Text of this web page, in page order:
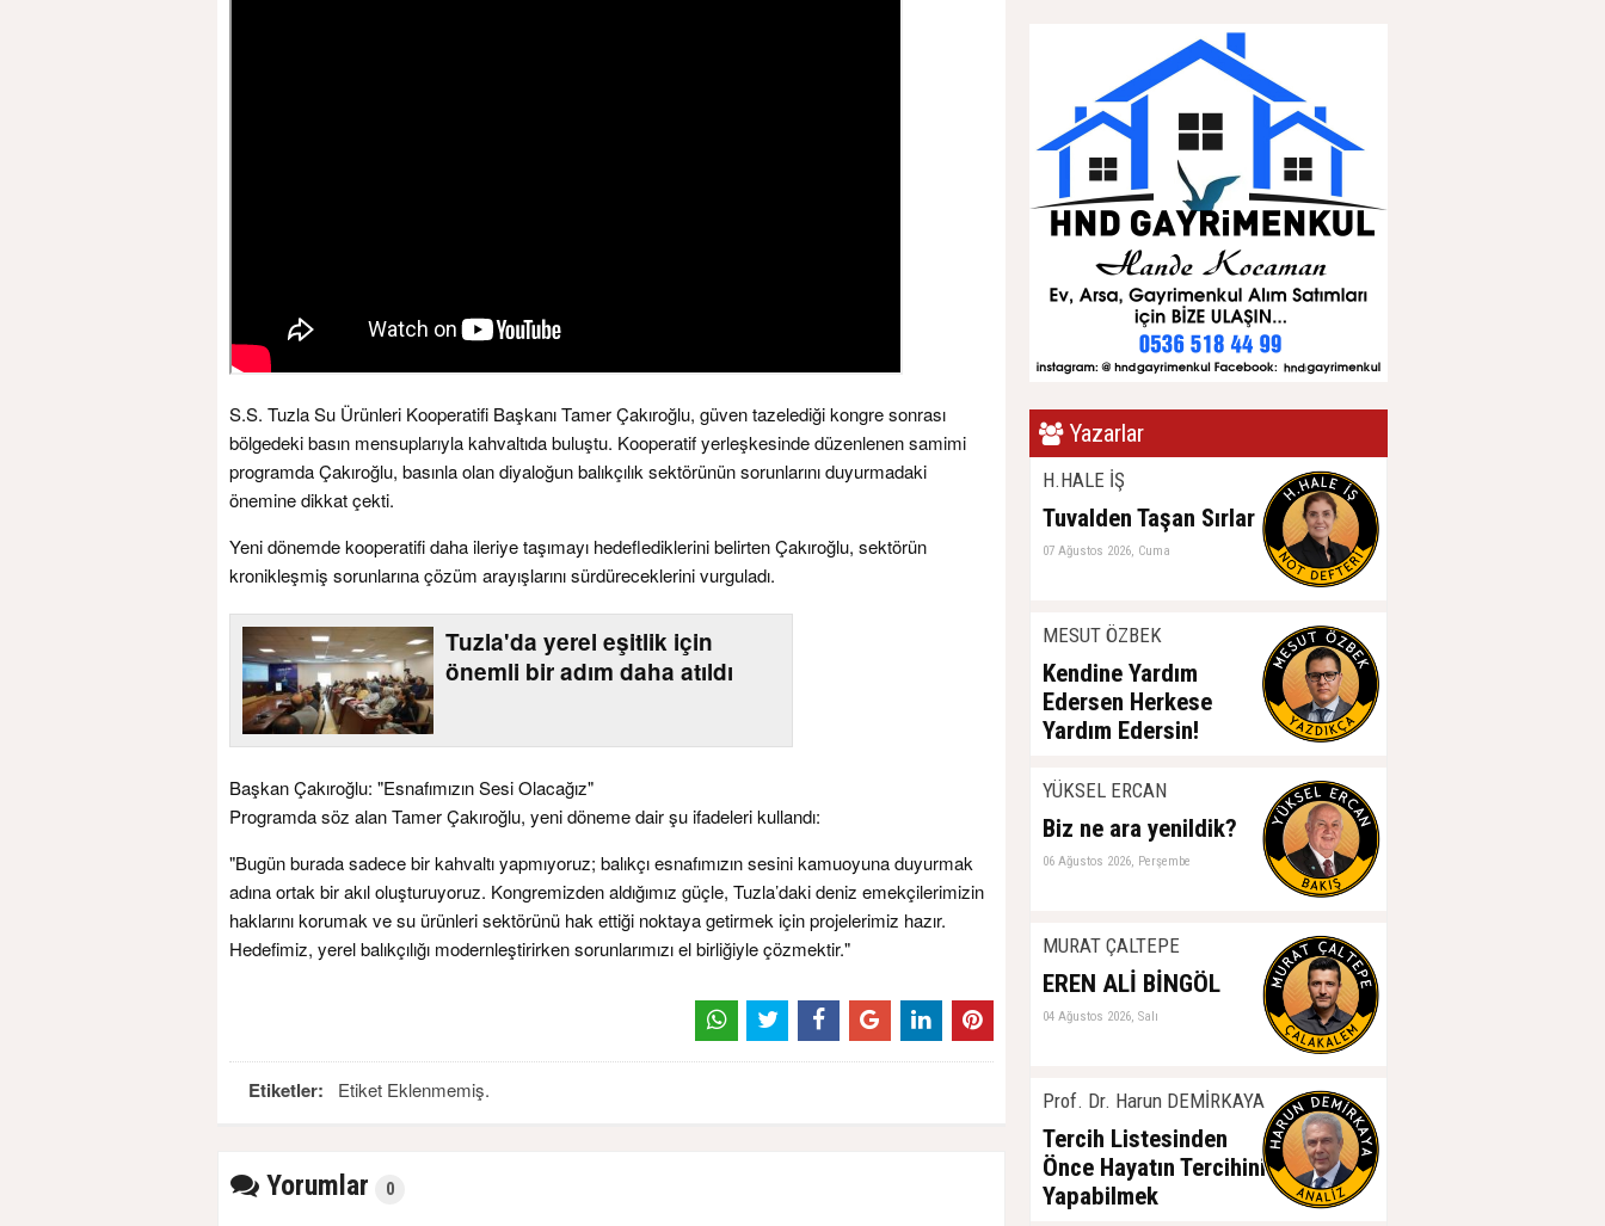
S.S. Tuzla Su Ürünleri Kooperatifi Başkanı Tamer Çakıroğlu, güven tazelediği kongre sonrası
bölgedeki basın mensuplarıyla kahvaltıda buluştu. Kooperatif yerleşkesinde düzenlenen samimi
programda Çakıroğlu, basınla olan diyaloğun balıkçılık sektörünün sorunlarını duyurmadaki
önemine dikkat çekti.
Yeni dönemde kooperatifi daha ileriye taşımayı hedeflediklerini belirten Çakıroğlu, sektörün
kronikleşmiş sorunlarına çözüm arayışlarını sürdüreceklerini vurguladı.
Tuzla'da yerel eşitlik için
önemli bir adım daha atıldı
Başkan Çakıroğlu: "Esnafımızın Sesi Olacağız"
Programda söz alan Tamer Çakıroğlu, yeni döneme dair şu ifadeleri kullandı:
"Bugün burada sadece bir kahvaltı yapmıyoruz; balıkçı esnafımızın sesini kamuoyuna duyurmak
adına ortak bir akıl oluşturuyoruz. Kongremizden aldığımız güçle, Tuzla’daki deniz emekçilerimizin
haklarını korumak ve su ürünleri sektörünü hak ettiği noktaya getirmek için projelerimiz hazır.
Hedefimiz, yerel balıkçılığı modernleştirirken sorunlarımızı el birliğiyle çözmektir."
Etiketler: Etiket Eklenmemiş.
Yorumlar 0
Yazarlar
H.HALE İŞ
Tuvalden Taşan Sırlar
07 Ağustos 2026, Cuma
MESUT ÖZBEK
Kendine Yardım
Edersen Herkese
Yardım Edersin!
YÜKSEL ERCAN
Biz ne ara yenildik?
06 Ağustos 2026, Perşembe
MURAT ÇALTEPE
EREN ALİ BİNGÖL
04 Ağustos 2026, Salı
Prof. Dr. Harun DEMİRKAYA
Tercih Listesinden
Önce Hayatın Tercihini
Yapabilmek